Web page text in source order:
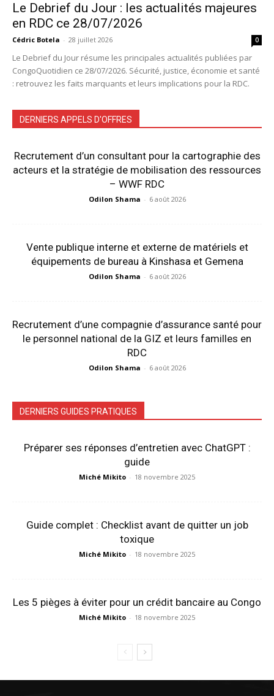
Le Debrief du Jour : les actualités majeures
en RDC ce 28/07/2026
Cédric Botela - 28 juillet 2026 0
Le Debrief du Jour résume les principales actualités publiées par
CongoQuotidien ce 28/07/2026. Sécurité, justice, économie et santé
: retrouvez les faits marquants et leurs implications pour la RDC.
DERNIERS APPELS D'OFFRES
Recrutement d’un consultant pour la cartographie des
acteurs et la stratégie de mobilisation des ressources
– WWF RDC
Odilon Shama - 6 août 2026
Vente publique interne et externe de matériels et
équipements de bureau à Kinshasa et Gemena
Odilon Shama - 6 août 2026
Recrutement d’une compagnie d’assurance santé pour
le personnel national de la GIZ et leurs familles en
RDC
Odilon Shama - 6 août 2026
DERNIERS GUIDES PRATIQUES
Préparer ses réponses d’entretien avec ChatGPT :
guide
Miché Mikito - 18 novembre 2025
Guide complet : Checklist avant de quitter un job
toxique
Miché Mikito - 18 novembre 2025
Les 5 pièges à éviter pour un crédit bancaire au Congo
Miché Mikito - 18 novembre 2025